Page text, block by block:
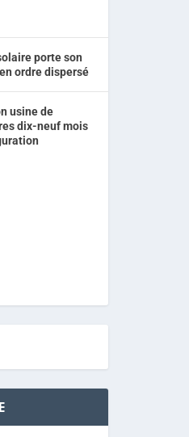
porte son
ordre dispersé
usine de
dix-neuf mois